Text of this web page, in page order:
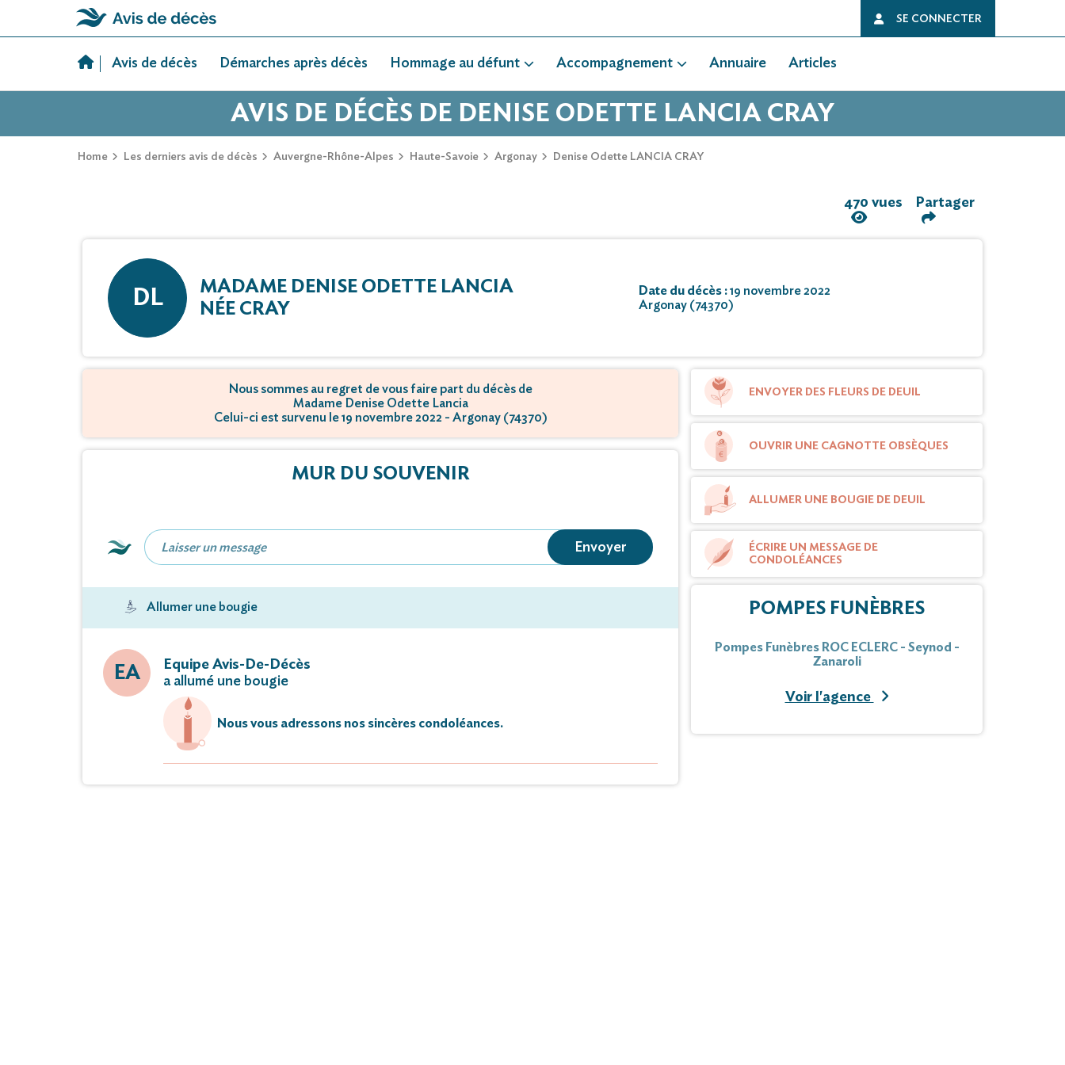
SE CONNECTER
Avis de décès Démarches après décès Hommage au défunt Accompagnement Annuaire Articles
AVIS DE DÉCÈS DE DENISE ODETTE LANCIA CRAY
Home Les derniers avis de décès Auvergne-Rhône-Alpes Haute-Savoie Argonay Denise Odette LANCIA CRAY
470 vues Partager
DL
MADAME DENISE ODETTE LANCIA
NÉE CRAY
Date du décès :19 novembre 2022
Argonay (74370)
Nous sommes au regret de vous faire part du décès de
Madame Denise Odette Lancia
Celui-ci est survenu le 19 novembre 2022 - Argonay (74370)
MUR DU SOUVENIR
Envoyer
Allumer une bougie
EA
Equipe Avis-De-Décès
a allumé une bougie
Nous vous adressons nos sincères condoléances.
ENVOYER DES FLEURS DE DEUIL
OUVRIR UNE CAGNOTTE OBSÈQUES
ALLUMER UNE BOUGIE DE DEUIL
ÉCRIRE UN MESSAGE DE
CONDOLÉANCES
POMPES FUNÈBRES
Pompes Funèbres ROC ECLERC - Seynod -
Zanaroli
Voir l'agence